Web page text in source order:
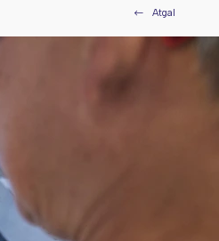
Atgal